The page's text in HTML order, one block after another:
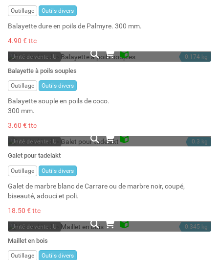
Stock : 4
Outillage Outils divers
Balayette dure en poils de Palmyre. 300 mm.
4.90 € ttc
Unité de vente : U
En stock
Stock : 6
0.174 kg
Balayette à poils souples
Outillage Outils divers
Balayette souple en poils de coco.
300 mm.
3.60 € ttc
Unité de vente : U
En stock
Stock : 3
0.3 kg
Galet pour tadelakt
Outillage Outils divers
Galet de marbre blanc de Carrare ou de marbre noir, coupé,
biseauté, adouci et poli.
18.50 € ttc
Unité de vente : U
En stock
Stock : 9
0.345 kg
Maillet en bois
Outillage Outils divers